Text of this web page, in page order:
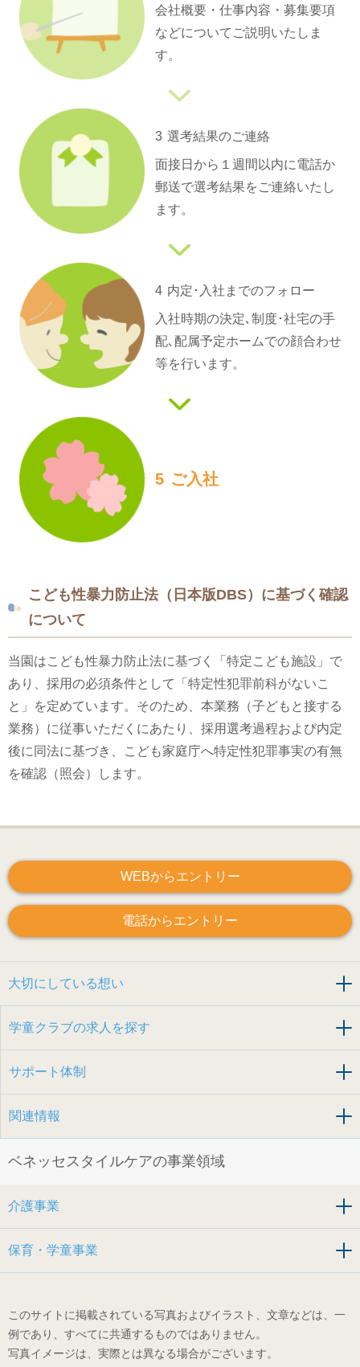
会社概要・仕事内容・募集要項
などについてご説明いたしま
す。
3 選考結果のご連絡
面接日から１週間以内に電話か
郵送で選考結果をご連絡いたし
ます。
4 内定･入社までのフォロー
入社時期の決定､制度･社宅の手
配､配属予定ホームでの顔合わせ
等を行います。
5 ご入社
こども性暴力防止法（日本版DBS）に基づく確認
について
当園はこども性暴力防止法に基づく「特定こども施設」で
あり、採用の必須条件として「特定性犯罪前科がないこ
と」を定めています。そのため、本業務（子どもと接する
業務）に従事いただくにあたり、採用選考過程および内定
後に同法に基づき、こども家庭庁へ特定性犯罪事実の有無
を確認（照会）します。
WEBからエントリー
電話からエントリー
大切にしている想い
学童クラブの求人を探す
サポート体制
関連情報
ベネッセスタイルケアの事業領域
介護事業
保育・学童事業
このサイトに掲載されている写真およびイラスト、文章などは、一
例であり、すべてに共通するものではありません。
写真イメージは、実際とは異なる場合がございます。